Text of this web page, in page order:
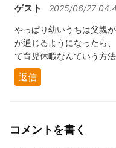
ゲスト 2025/06/27
やっぱり幼いうちは父親
が通じるようになったら
て育児休暇なんていう方
返信
コメントを書く